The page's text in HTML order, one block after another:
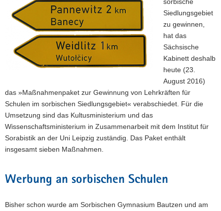
Siedlungsgebiet
zu gewinnen,
hat das
Sächsische
Kabinett deshalb
heute (23.
August 2016)
das »Maßnahmenpaket zur Gewinnung von Lehrkräften für
Schulen im sorbischen Siedlungsgebiet« verabschiedet. Für die
Umsetzung sind das Kultusministerium und das
Wissenschaftsministerium in Zusammenarbeit mit dem Institut für
Sorabistik an der Uni Leipzig zuständig. Das Paket enthält
insgesamt sieben Maßnahmen.
Werbung an sorbischen Schulen
Bisher schon wurde am Sorbischen Gymnasium Bautzen und am